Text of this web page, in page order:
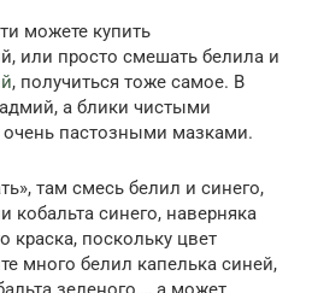
можете купить
или просто смешать белила и
, получиться тоже самое. В
а блики чистыми
пастозными мазками.
там смесь белил и синего,
кобальта синего, наверняка
краска, поскольку цвет
много белил капелька синей,